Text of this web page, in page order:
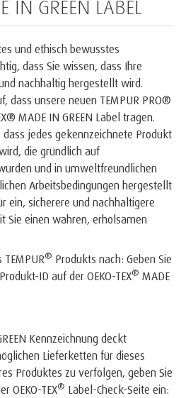
IN GREEN LABEL
und ethisch bewusstes
dass Sie wissen, dass Ihre
nachhaltig hergestellt wird.
dass unsere neuen TEMPUR PRO®
MADE IN GREEN Label tragen.
jedes gekennzeichnete Produkt
die gründlich auf
und in umweltfreundlichen
Arbeitsbedingungen hergestellt
ein, sicherere und nachhaltigere
Sie einen wahren, erholsamen
® Produkts nach: Geben Sie
ID auf der OEKO-TEX® MADE
Kennzeichnung deckt
Lieferketten für dieses
Produktes zu verfolgen, geben Sie
OEKO-TEX® Label-Check-Seite ein: